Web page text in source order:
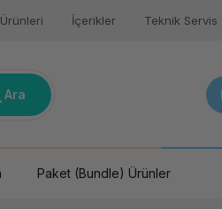
İçerikler Teknik Servis
Ara
Paket (Bundle) Ürünler